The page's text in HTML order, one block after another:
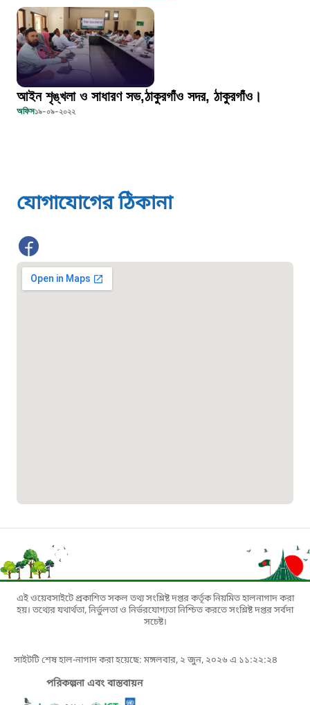
১০৬
দুদক
১০২
দুর্যোগের আগাম বার্তা
স্মার্ট ভূমি সেবা
১০৯৮
শিশু সহায়তা লাইন
১৬৪৪৫
পাসপোর্ট বাতায়ন হটলাইন
১৬১৭১
১৬১৩৫
আইন শৃঙ্খলা ও সাধারণ সভ,ঠাকুরগাঁও সদর, ঠাকুরগাঁও।
অফিস১৯-০৯-২০২২
যোগাযোগের ঠিকানা
এই ওয়েবসাইটে প্রকাশিত সকল তথ্য সংশ্লিষ্ট দপ্তর কর্তৃক নিয়মিত হালনাগাদ করা
হয়। তথ্যের যথার্থতা, নির্ভুলতা ও নির্ভরযোগ্যতা নিশ্চিত করতে সংশ্লিষ্ট দপ্তর সর্বদা
সচেষ্ট।
সাইটটি শেষ হাল-নাগাদ করা হয়েছে: মঙ্গলবার, ২ জুন, ২০২৬ এ ১১:২২:২৪
পরিকল্পনা এবং বাস্তবায়ন